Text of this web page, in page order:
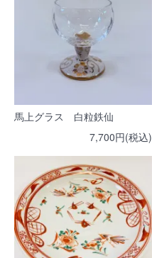
馬上グラス 白粒鉄仙
7,700円(税込)